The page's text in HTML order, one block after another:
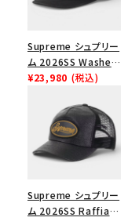
シーズンから探す
並び順
価格から探す
Supreme シュプリー
ム 2026SS Washed
Chino Twill Camp
ノツイル キャンプキャ
ップ ブラック
¥23,980 (税込)
Supreme シュプリー
ム 2026SS Raffia